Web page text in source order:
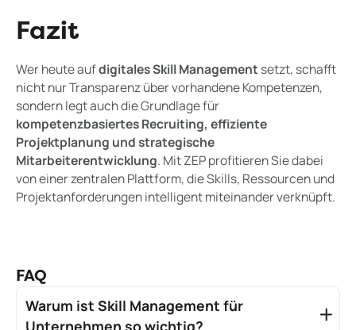
Fazit
Wer heute aufdigitales Skill Management setzt, schafft
nicht nur Transparenz über vorhandene Kompetenzen,
sondern legt auch die Grundlage für
kompetenzbasiertes Recruiting, effiziente
Projektplanung und strategische
Mitarbeiterentwicklung. Mit ZEP profitieren Sie dabei
von einer zentralen Plattform, die Skills, Ressourcen und
Projektanforderungen intelligent miteinander verknüpft.
FAQ
Warum ist Skill Management für
Unternehmen so wichtig?